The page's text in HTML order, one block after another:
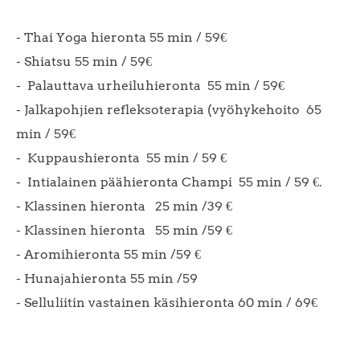
- Thai Yoga hieronta 55 min / 59€
- Shiatsu 55 min / 59€
- Palauttava urheiluhieronta 55 min / 59€
- Jalkapohjien refleksoterapia (vyöhykehoito 65
min / 59€
- Kuppaushieronta 55 min / 59 €
- Intialainen päähieronta Champi 55 min / 59 €.
- Klassinen hieronta 25 min /39 €
- Klassinen hieronta 55 min /59 €
- Aromihieronta 55 min /59 €
- Hunajahieronta 55 min /59
- Selluliitin vastainen käsihieronta 60 min / 69€